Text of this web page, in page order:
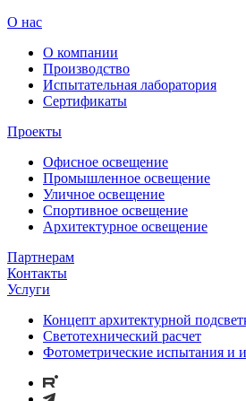
О нас
О компании
Производство
Испытательная лаборатория
Сертификаты
Проекты
Офисное освещение
Промышленное освещение
Уличное освещение
Спортивное освещение
Архитектурное освещение
Партнерам
Контакты
Услуги
Концепт архитектурной
Светотехнический расчет
Фотометрические испытания и